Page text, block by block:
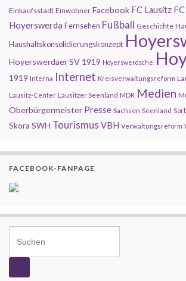
Einkaufsstadt Einwohner Facebook FC Lausitz
Hoyerswerda Fernsehen Fußball Geschichte
Haushaltskonsolidierungskonzept
Hoyerswerdaer SV 1919 Hoyerswerdsche
1919 Interna Internet Kreisverwaltungsreform
Lausitz-Center Lausitzer Seenland MDR Medien
Oberbürgermeister Presse Sachsen Seenland
Skora SWH Tourismus VBH Verwaltungsreform
FACEBOOK-FANPAGE